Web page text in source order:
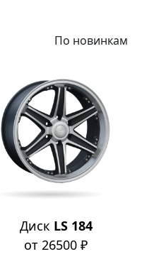
По новинкам
Диск LS 184
от 26500 ₽